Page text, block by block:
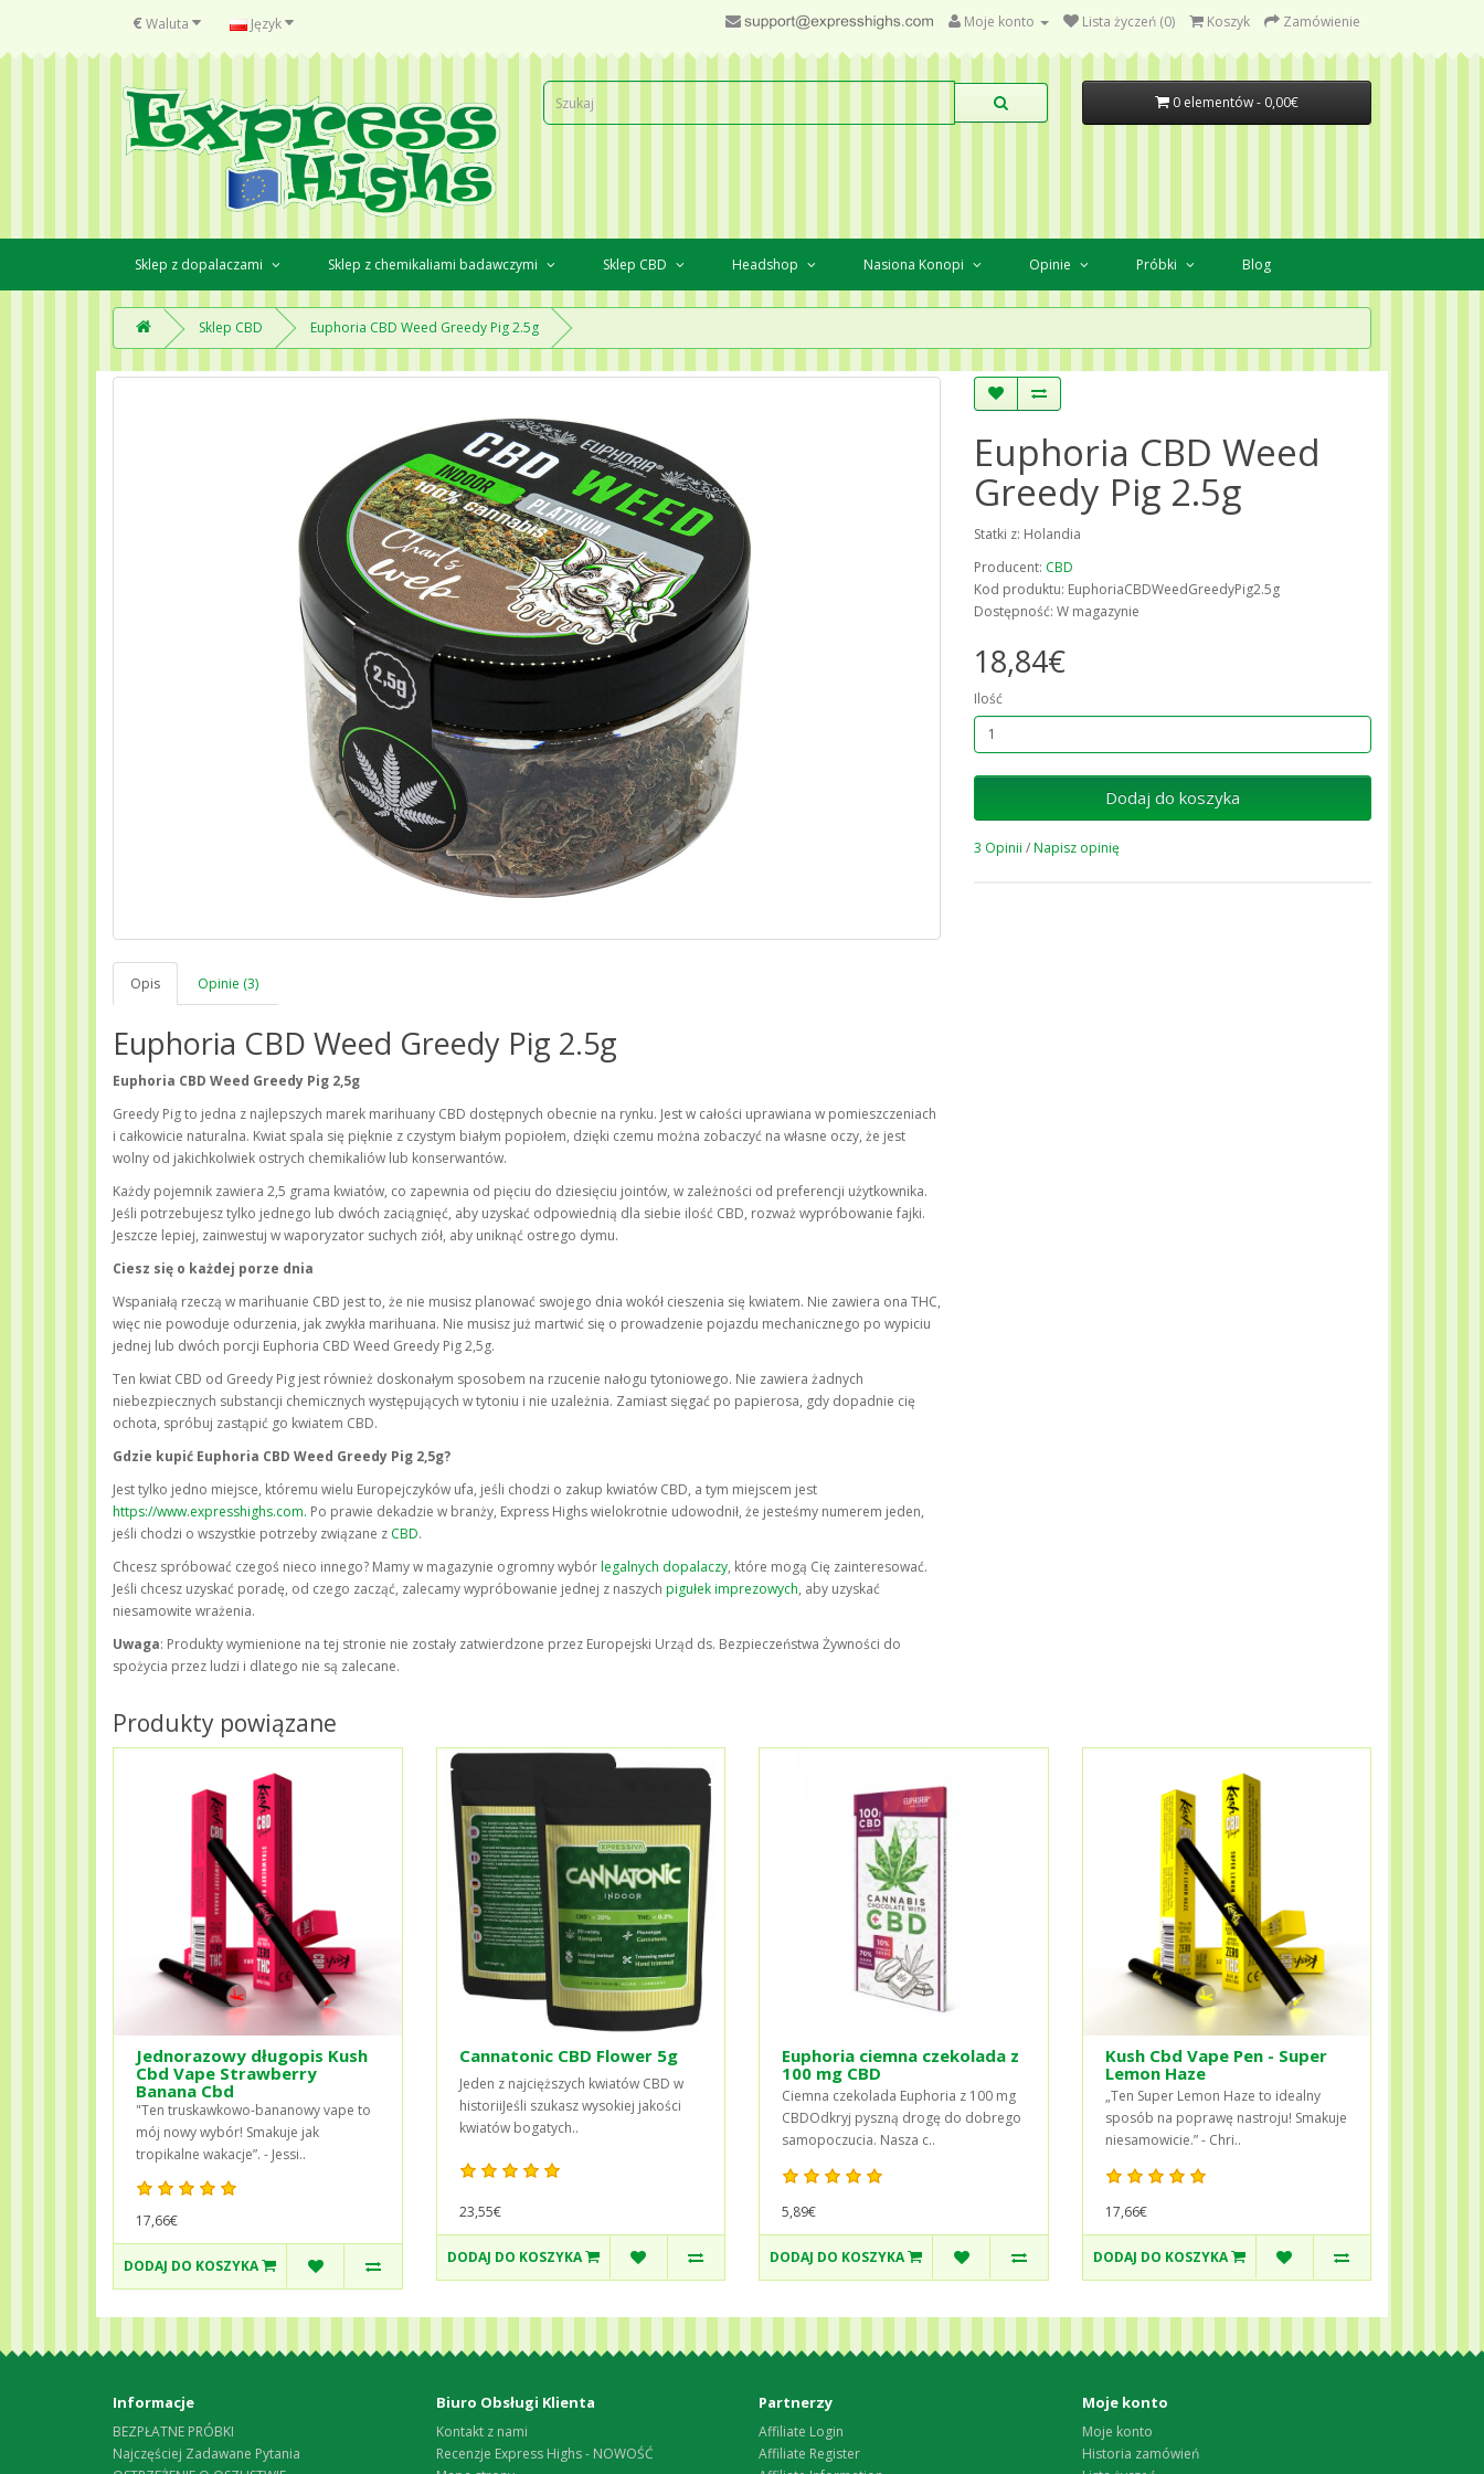
€ Waluta Język Moje konto Lista życzeń (0) Koszyk Zamówienie
0 elementów - 0,00€
Sklep z dopalaczami Sklep z chemikaliami badawczymi Sklep CBD Headshop Nasiona Konopi Opinie Próbki Blog
Sklep CBD Euphoria CBD Weed Greedy Pig 2.5g
Opis Opinie (3)
Euphoria CBD Weed Greedy Pig 2.5g
Euphoria CBD Weed Greedy Pig 2,5g
Greedy Pig to jedna z najlepszych marek marihuany CBD dostępnych obecnie na rynku. Jest w całości uprawiana w pomieszczeniach
i całkowicie naturalna. Kwiat spala się pięknie z czystym białym popiołem, dzięki czemu można zobaczyć na własne oczy, że jest
wolny od jakichkolwiek ostrych chemikaliów lub konserwantów.
Każdy pojemnik zawiera 2,5 grama kwiatów, co zapewnia od pięciu do dziesięciu jointów, w zależności od preferencji użytkownika.
Jeśli potrzebujesz tylko jednego lub dwóch zaciągnięć, aby uzyskać odpowiednią dla siebie ilość CBD, rozważ wypróbowanie fajki.
Jeszcze lepiej, zainwestuj w waporyzator suchych ziół, aby uniknąć ostrego dymu.
Ciesz się o każdej porze dnia
Wspaniałą rzeczą w marihuanie CBD jest to, że nie musisz planować swojego dnia wokół cieszenia się kwiatem. Nie zawiera ona THC,
więc nie powoduje odurzenia, jak zwykła marihuana. Nie musisz już martwić się o prowadzenie pojazdu mechanicznego po wypiciu
jednej lub dwóch porcji Euphoria CBD Weed Greedy Pig 2,5g.
Ten kwiat CBD od Greedy Pig jest również doskonałym sposobem na rzucenie nałogu tytoniowego. Nie zawiera żadnych
niebezpiecznych substancji chemicznych występujących w tytoniu i nie uzależnia. Zamiast sięgać po papierosa, gdy dopadnie cię
ochota, spróbuj zastąpić go kwiatem CBD.
Gdzie kupić Euphoria CBD Weed Greedy Pig 2,5g?
Jest tylko jedno miejsce, któremu wielu Europejczyków ufa, jeśli chodzi o zakup kwiatów CBD, a tym miejscem jest
https://www.expresshighs.com. Po prawie dekadzie w branży, Express Highs wielokrotnie udowodnił, że jesteśmy numerem jeden,
jeśli chodzi o wszystkie potrzeby związane z CBD.
Chcesz spróbować czegoś nieco innego? Mamy w magazynie ogromny wybórlegalnych dopalaczy, które mogą Cię zainteresować.
Jeśli chcesz uzyskać poradę, od czego zacząć, zalecamy wypróbowanie jednej z naszych pigułek imprezowych, aby uzyskać
niesamowite wrażenia.
Uwaga: Produkty wymienione na tej stronie nie zostały zatwierdzone przez Europejski Urząd ds. Bezpieczeństwa Żywności do
spożycia przez ludzi i dlatego nie są zalecane.
Euphoria CBD Weed
Greedy Pig 2.5g
Statki z: Holandia
Producent: CBD
Kod produktu: EuphoriaCBDWeedGreedyPig2.5g
Dostępność: W magazynie
18,84€
Ilość
Dodaj do koszyka
3 Opinii /Napisz opinię
Produkty powiązane
Jednorazowy długopis Kush
Cbd Vape Strawberry
Banana Cbd
"Ten truskawkowo-bananowy vape to
mój nowy wybór! Smakuje jak
tropikalne wakacje”. - Jessi..
17,66€
DODAJ DO KOSZYKA
Cannatonic CBD Flower 5g
Jeden z najcięższych kwiatów CBD w
historiiJeśli szukasz wysokiej jakości
kwiatów bogatych..
23,55€
DODAJ DO KOSZYKA
Euphoria ciemna czekolada z
100 mg CBD
Ciemna czekolada Euphoria z 100 mg
CBDOdkryj pyszną drogę do dobrego
samopoczucia. Nasza c..
5,89€
DODAJ DO KOSZYKA
Kush Cbd Vape Pen - Super
Lemon Haze
„Ten Super Lemon Haze to idealny
sposób na poprawę nastroju! Smakuje
niesamowicie.” - Chri..
17,66€
DODAJ DO KOSZYKA
Informacje
BEZPŁATNE PRÓBKI
Najczęściej Zadawane Pytania
Biuro Obsługi Klienta
Kontakt z nami
Recenzje Express Highs - NOWOŚĆ
Partnerzy
Affiliate Login
Affiliate Register
Moje konto
Moje konto
Historia zamówień